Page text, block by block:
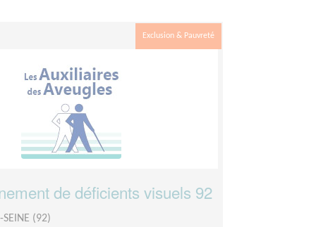
Exclusion & Pauvreté
de déficients visuels 92
SEINE (92)